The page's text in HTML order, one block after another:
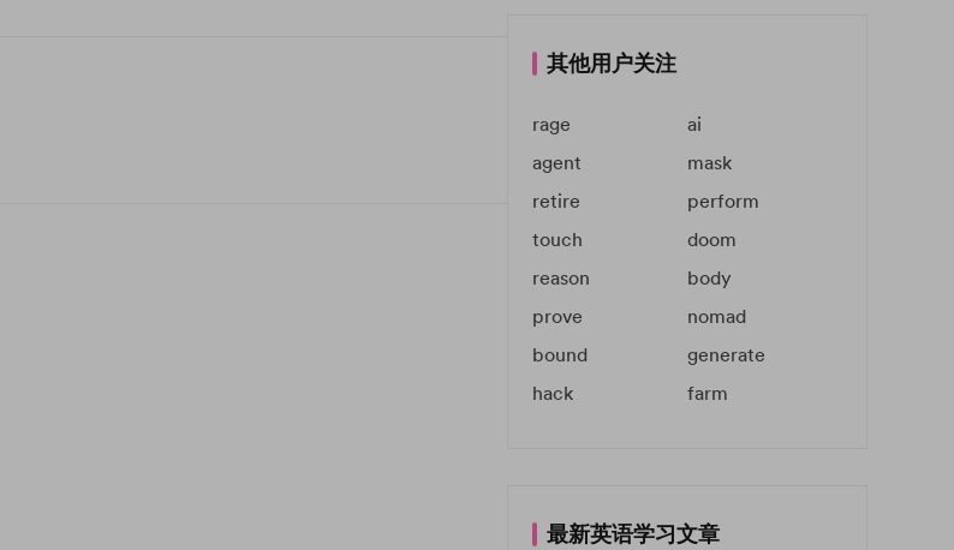
其他用户关注
rage
ai
agent
mask
retire
perform
touch
doom
reason
body
prove
nomad
bound
generate
hack
farm
最新英语学习文章